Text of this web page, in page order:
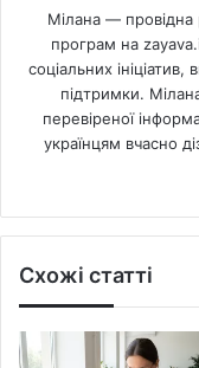
Мілана — провідна
програм на
соціальних
підтримки.
перевіреної
українцям вчасно
Схожі статті